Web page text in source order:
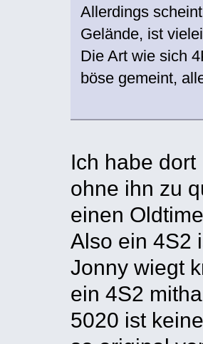
Allerdings
Gelände, ist
Die Art wie sich
böse gemeint,
Ich habe
ohne ihn zu
einen
Also ein 4S2
Jonny wiegt
ein 4S2
5020 ist